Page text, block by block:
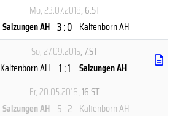
Mo, 23.07.2018, 6.ST
Salzungen AH 3 : 0 Kaltenborn AH
So, 27.09.2015, 7.ST
Kaltenborn AH
1 : 1
Salzungen AH
Fr, 20.05.2016, 16.ST
Salzungen AH 5 : 2 Kaltenborn AH